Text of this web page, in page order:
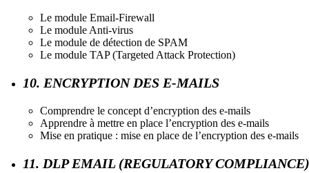
Le module Email-Firewall
Le module Anti-virus
Le module de détection de SPAM
Le module TAP (Targeted Attack Protection)
10. ENCRYPTION DES E-MAILS
Comprendre le concept d’encryption des e-mails
Apprendre à mettre en place l’encryption des e-mails
Mise en pratique : mise en place de l’encryption des e-mails
11. DLP EMAIL (REGULATORY COMPLIANCE)